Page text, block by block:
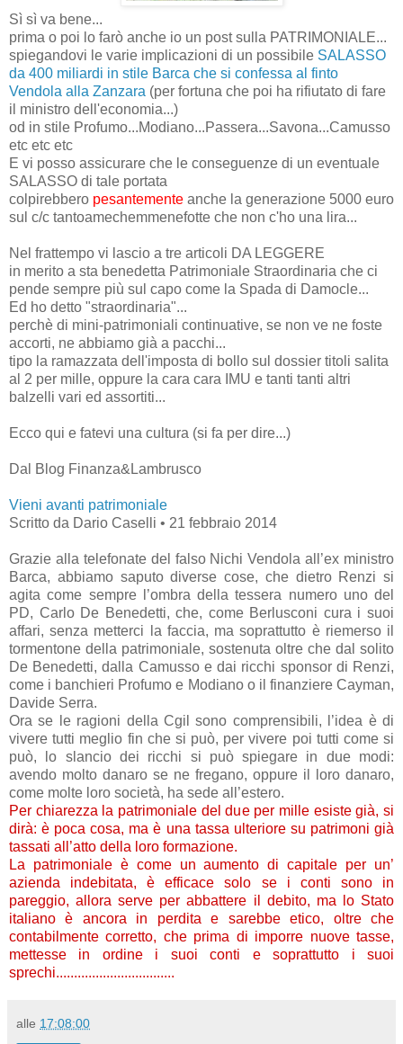
Sì sì va bene...
prima o poi lo farò anche io un post sulla PATRIMONIALE...
spiegandovi le varie implicazioni di un possibile SALASSO
da 400 miliardi in stile Barca che si confessa al finto
Vendola alla Zanzara (per fortuna che poi ha rifiutato di fare
il ministro dell'economia...)
od in stile Profumo...Modiano...Passera...Savona...Camusso
etc etc etc
E vi posso assicurare che le conseguenze di un eventuale
SALASSO di tale portata
colpirebbero pesantemente anche la generazione 5000 euro
sul c/c tantoamechemmenefotte che non c'ho una lira...
Nel frattempo vi lascio a tre articoli DA LEGGERE
in merito a sta benedetta Patrimoniale Straordinaria che ci
pende sempre più sul capo come la Spada di Damocle...
Ed ho detto "straordinaria"...
perchè di mini-patrimoniali continuative, se non ve ne foste
accorti, ne abbiamo già a pacchi...
tipo la ramazzata dell'imposta di bollo sul dossier titoli salita
al 2 per mille, oppure la cara cara IMU e tanti tanti altri
balzelli vari ed assortiti...
Ecco qui e fatevi una cultura (si fa per dire...)
Dal Blog Finanza&Lambrusco
Vieni avanti patrimoniale
Scritto da Dario Caselli • 21 febbraio 2014
Grazie alla telefonate del falso Nichi Vendola all’ex ministro
Barca, abbiamo saputo diverse cose, che dietro Renzi si
agita come sempre l’ombra della tessera numero uno del
PD, Carlo De Benedetti, che, come Berlusconi cura i suoi
affari, senza metterci la faccia, ma soprattutto è riemerso il
tormentone della patrimoniale, sostenuta oltre che dal solito
De Benedetti, dalla Camusso e dai ricchi sponsor di Renzi,
come i banchieri Profumo e Modiano o il finanziere Cayman,
Davide Serra.
Ora se le ragioni della Cgil sono comprensibili, l’idea è di
vivere tutti meglio fin che si può, per vivere poi tutti come si
può, lo slancio dei ricchi si può spiegare in due modi:
avendo molto danaro se ne fregano, oppure il loro danaro,
come molte loro società, ha sede all’estero.
Per chiarezza la patrimoniale del due per mille esiste già, si
dirà: è poca cosa, ma è una tassa ulteriore su patrimoni già
tassati all’atto della loro formazione.
La patrimoniale è come un aumento di capitale per un’
azienda indebitata, è efficace solo se i conti sono in
pareggio, allora serve per abbattere il debito, ma lo Stato
italiano è ancora in perdita e sarebbe etico, oltre che
contabilmente corretto, che prima di imporre nuove tasse,
mettesse in ordine i suoi conti e soprattutto i suoi
sprechi.................................
alle 17:08:00